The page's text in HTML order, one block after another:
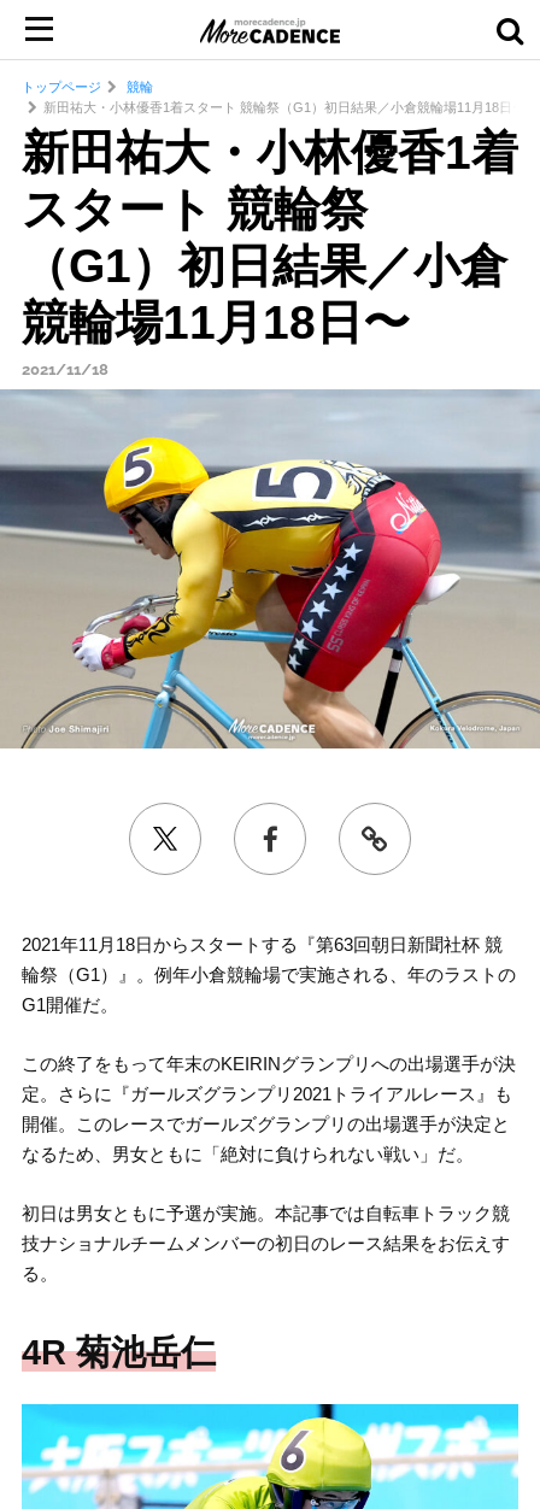
トップページ
競輪
新田祐大・小林優香1着スタート 競輪祭（G1）初日結果／小倉競輪場11月18日〜
新田祐大・小林優香1着
スタート 競輪祭
（G1）初日結果／小倉
競輪場11月18日〜
2021/11/18
2021年11月18日からスタートする『第63回朝日新聞社杯 競
輪祭（G1）』。例年小倉競輪場で実施される、年のラストの
G1開催だ。
この終了をもって年末のKEIRINグランプリへの出場選手が決
定。さらに『ガールズグランプリ2021トライアルレース』も
開催。このレースでガールズグランプリの出場選手が決定と
なるため、男女ともに「絶対に負けられない戦い」だ。
初日は男女ともに予選が実施。本記事では自転車トラック競
技ナショナルチームメンバーの初日のレース結果をお伝えす
る。
4R 菊池岳仁